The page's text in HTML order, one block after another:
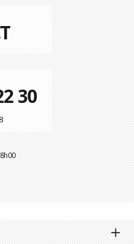
30